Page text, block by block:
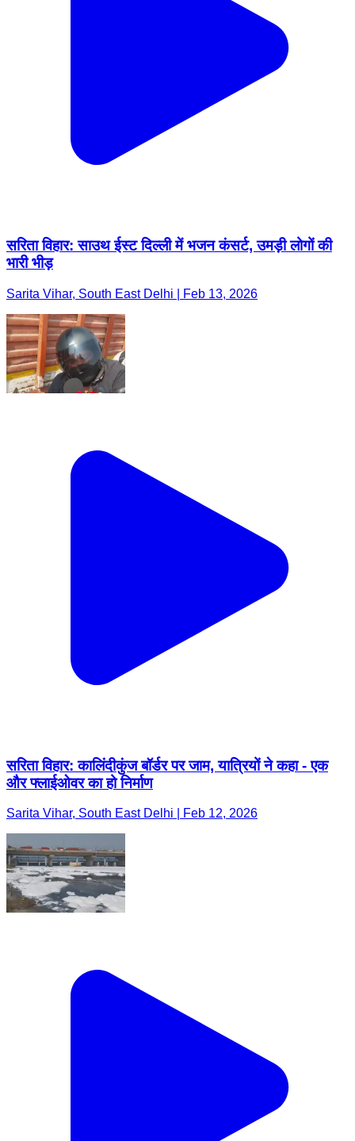
सरिता विहार: साउथ ईस्ट दिल्ली में भजन कंसर्ट, उमड़ी लोगों की
भारी भीड़
Sarita Vihar, South East Delhi | Feb 13, 2026
सरिता विहार: कालिंदीकुंज बॉर्डर पर जाम, यात्रियों ने कहा - एक
और फ्लाईओवर का हो निर्माण
Sarita Vihar, South East Delhi | Feb 12, 2026